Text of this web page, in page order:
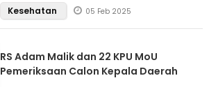
Kesehatan 05 Feb 2025
RS Adam Malik dan 22 KPU MoU
Pemeriksaan Calon Kepala Daerah